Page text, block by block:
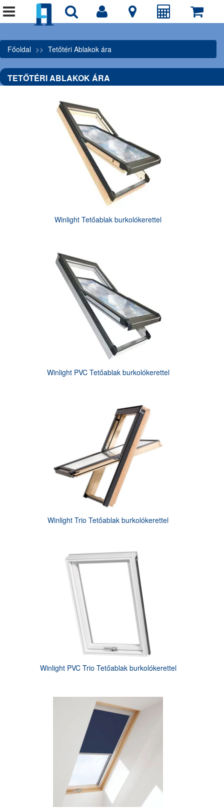
Főoldal Tetőtéri Ablakok ára
TETŐTÉRI ABLAKOK ÁRA
Winlight Tetőablak burkolókerettel
Winlight PVC Tetőablak burkolókerettel
Winlight Trio Tetőablak burkolókerettel
Winlight PVC Trio Tetőablak burkolókerettel